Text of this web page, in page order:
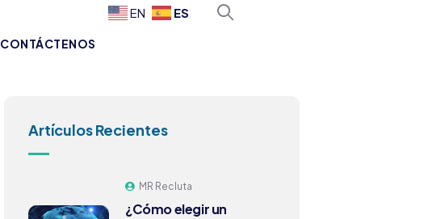
CONTÁCTENOS
EN ES
Artículos Recientes
MR Recluta
¿Cómo elegir un